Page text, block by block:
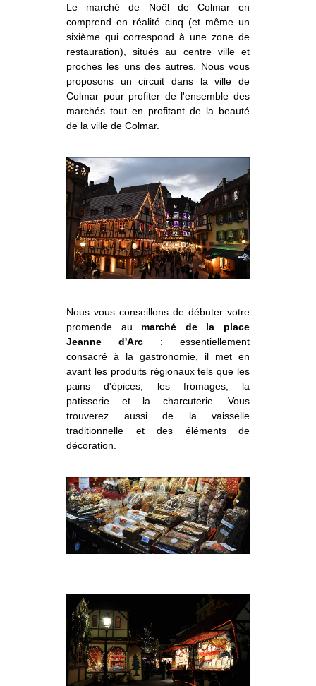
Le marché de Noël de Colmar en
comprend en réalité cinq (et même un
sixième qui correspond à une zone de
restauration), situés au centre ville et
proches les uns des autres. Nous vous
proposons un circuit dans la ville de
Colmar pour profiter de l'ensemble des
marchés tout en profitant de la beauté
de la ville de Colmar.
Nous vous conseillons de débuter votre
promende au marché de la place
Jeanne d'Arc : essentiellement
consacré à la gastronomie, il met en
avant les produits régionaux tels que les
pains d'épices, les fromages, la
patisserie et la charcuterie. Vous
trouverez aussi de la vaisselle
traditionnelle et des éléments de
décoration.